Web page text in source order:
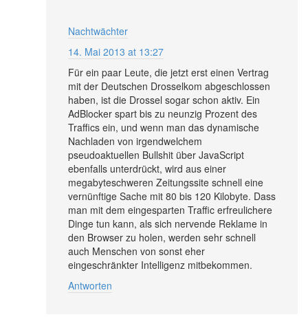
Nachtwächter
14. Mai 2013 at 13:27
Für ein paar Leute, die jetzt erst einen Vertrag
mit der Deutschen Drosselkom abgeschlossen
haben, ist die Drossel sogar schon aktiv. Ein
AdBlocker spart bis zu neunzig Prozent des
Traffics ein, und wenn man das dynamische
Nachladen von irgendwelchem
pseudoaktuellen Bullshit über JavaScript
ebenfalls unterdrückt, wird aus einer
megabyteschweren Zeitungssite schnell eine
vernünftige Sache mit 80 bis 120 Kilobyte. Dass
man mit dem eingesparten Traffic erfreulichere
Dinge tun kann, als sich nervende Reklame in
den Browser zu holen, werden sehr schnell
auch Menschen von sonst eher
eingeschränkter Intelligenz mitbekommen.
Antworten